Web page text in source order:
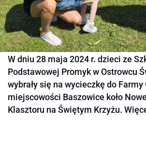
W dniu 28 maja 2024 r. dzieci ze
Podstawowej Promyk w Ostrowcu
wybrały się na wycieczkę do Farmy
miejscowości Baszowice koło
Klasztoru na Świętym Krzyżu.